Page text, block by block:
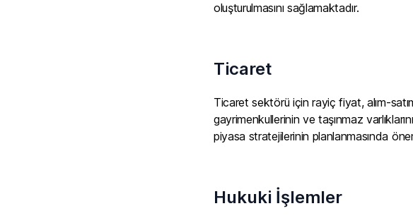
oluşturulmasını sağlamaktadır.
Ticaret
Ticaret sektörü için rayiç fiyat, alım-
gayrimenkullerinin ve taşınmaz
piyasa stratejilerinin planlanmasında
Hukuki İşlemler